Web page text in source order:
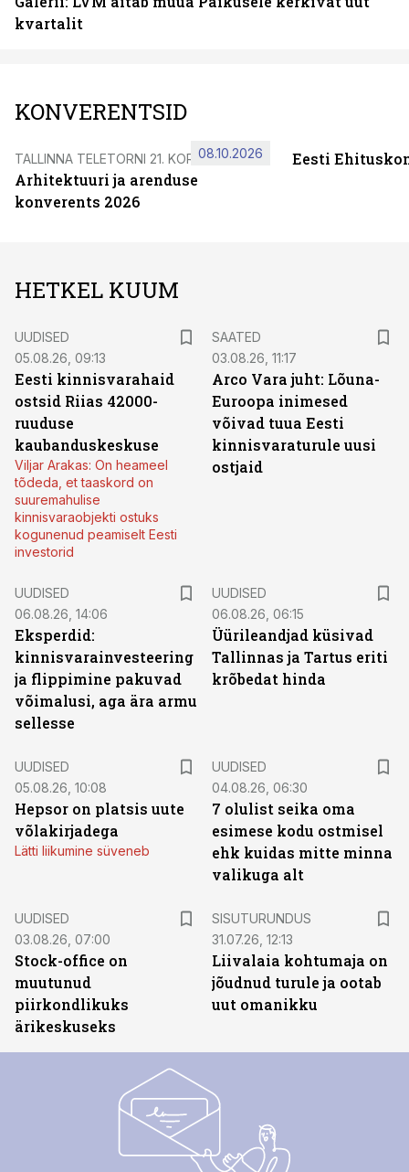
kvartalit
KONVERENTSID
TALLINNA TELETORNI 21. KORRUSEL
Arhitektuuri ja arenduse
konverents 2026
08.10.2026 Eesti
HETKEL KUUM
UUDISED
05.08.26, 09:13
Eesti kinnisvarahaid
ostsid Riias 42000-
ruuduse
kaubanduskeskuse
Viljar Arakas: On heameel
tõdeda, et taaskord on
suuremahulise
kinnisvaraobjekti ostuks
kogunenud peamiselt Eesti
investorid
SAATED
03.08.26, 11:17
Arco Vara juht: Lõuna-
Euroopa inimesed
võivad tuua Eesti
kinnisvaraturule uusi
ostjaid
UUDISED
06.08.26, 14:06
Eksperdid:
kinnisvarainvesteering
ja flippimine pakuvad
võimalusi, aga ära armu
sellesse
UUDISED
06.08.26, 06:15
Üürileandjad küsivad
Tallinnas ja Tartus eriti
krõbedat hinda
UUDISED
05.08.26, 10:08
Hepsor on platsis uute
võlakirjadega
Lätti liikumine süveneb
UUDISED
04.08.26, 06:30
7 olulist seika oma
esimese kodu ostmisel
ehk kuidas mitte minna
valikuga alt
UUDISED
03.08.26, 07:00
Stock-office on
muutunud
piirkondlikuks
ärikeskuseks
SISUTURUNDUS
31.07.26, 12:13
Liivalaia kohtumaja on
jõudnud turule ja ootab
uut omanikku